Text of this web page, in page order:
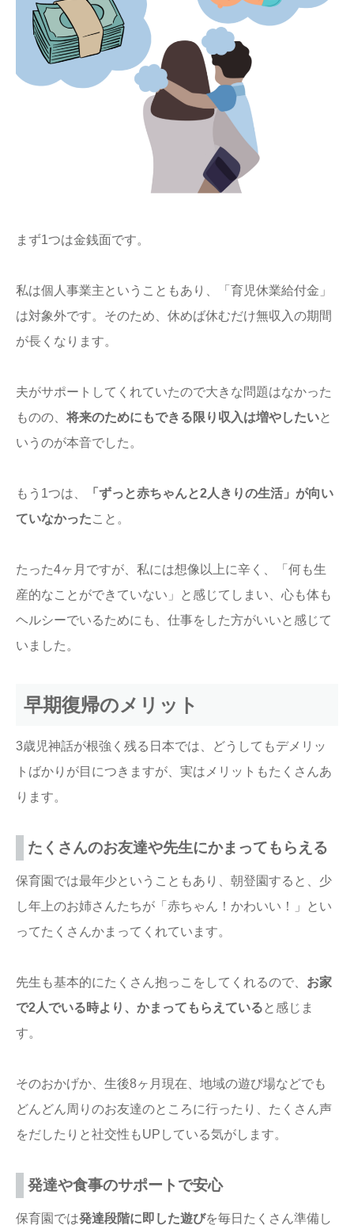
まず1つは金銭面です。
私は個人事業主ということもあり、「育児休業給付金」
は対象外です。そのため、休めば休むだけ無収入の期間
が長くなります。
夫がサポートしてくれていたので大きな問題はなかった
ものの、 将来のためにもできる限り収入は増やしたいと
いうのが本音でした。
もう1つは、
「ずっと赤ちゃんと2人きりの生活」が向い
ていなかったこと。
たった4ヶ月ですが、私には想像以上に辛く、「何も生
産的なことができていない」と感じてしまい、心も体も
ヘルシーでいるためにも、仕事をした方がいいと感じて
いました。
早期復帰のメリット
3歳児神話が根強く残る日本では、どうしてもデメリッ
トばかりが目につきますが、実はメリットもたくさんあ
ります。
たくさんのお友達や先生にかまってもらえる
保育園では最年少ということもあり、朝登園すると、少
し年上のお姉さんたちが「赤ちゃん！かわいい！」とい
ってたくさんかまってくれています。
先生も基本的にたくさん抱っこをしてくれるので、 お家
で2人でいる時より、かまってもらえている と感じま
す。
そのおかげか、生後8ヶ月現在、地域の遊び場などでも
どんどん周りのお友達のところに行ったり、たくさん声
をだしたりと社交性もUPしている気がします。
発達や食事のサポートで安心
保育園では発達段階に即した遊びを毎日たくさん準備し